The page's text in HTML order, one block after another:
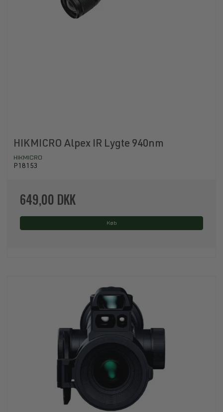
HIKMICRO Alpex IR Lygte 940nm
HIKMICRO
P18153
649,00 DKK
Køb